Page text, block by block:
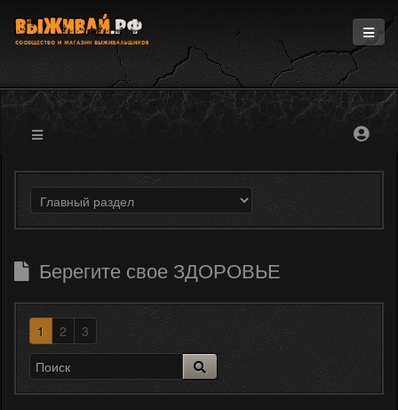
Информация
Магазин
Форум
Берегите свое ЗДОРОВЬЕ
1 2 3